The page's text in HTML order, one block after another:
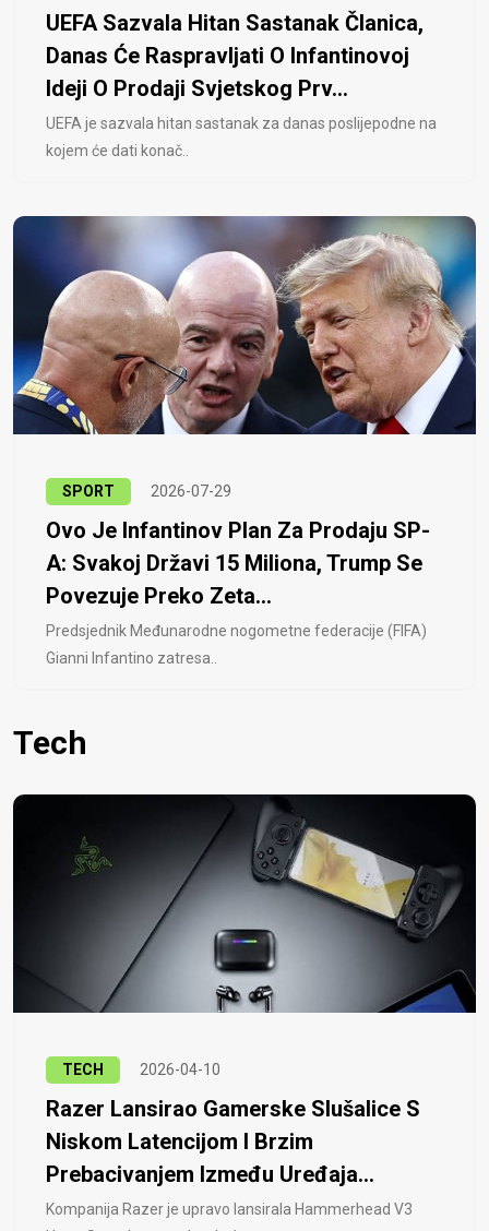
UEFA Sazvala Hitan Sastanak Članica,
Danas Će Raspravljati O Infantinovoj
Ideji O Prodaji Svjetskog Prv...
UEFA je sazvala hitan sastanak za danas poslijepodne na
kojem će dati konač..
SPORT 2026-07-29
Ovo Je Infantinov Plan Za Prodaju SP-
A: Svakoj Državi 15 Miliona, Trump Se
Povezuje Preko Zeta...
Predsjednik Međunarodne nogometne federacije (FIFA)
Gianni Infantino zatresa..
Tech
TECH 2026-04-10
Razer Lansirao Gamerske Slušalice S
Niskom Latencijom I Brzim
Prebacivanjem Između Uređaja...
Kompanija Razer je upravo lansirala Hammerhead V3